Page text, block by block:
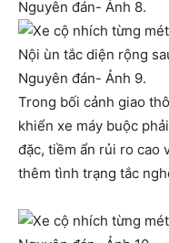
Trong bối cảnh giao
khiển xe máy buộc
đặc, tiềm ẩn rủi ro cao
thêm tình trạng tắc